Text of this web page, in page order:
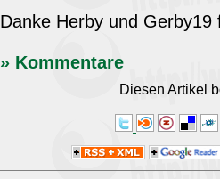
Danke Herby und Gerby19
» Kommentare
Diesen Artikel